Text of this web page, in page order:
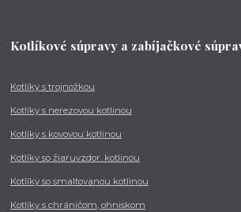
Kotlíkové súpravy a zabíjačkové
Kotlíky s trojnožkou
Kotlíky s nerezovou kotlinou
Kotlíky s kovovou kotlinou
Kotlíky so žiaruvzdor. kotlinou
Kotlíky so smaltovanou kotlinou
Kotlíky s chráničom, ohniskom